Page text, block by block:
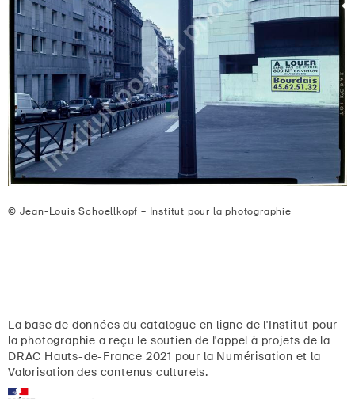
© Jean-Louis Schoellkopf – Institut pour la photographie
La base de données du catalogue en ligne de l'Institut pour
la photographie a reçu le soutien de l'appel à projets de la
DRAC Hauts-de-France 2021 pour la Numérisation et la
Valorisation des contenus culturels.